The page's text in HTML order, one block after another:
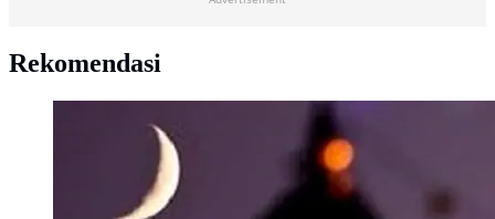
Rekomendasi